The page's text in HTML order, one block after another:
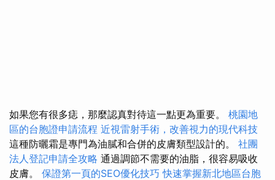
如果您有很多痣，那麼認真對待這一點更為重要。 桃園地
區的台胞證申請流程 近視雷射手術，改善視力的現代科技
這種防曬霜是專門為油膩和合併的皮膚類型設計的。 社團
法人登記申請全攻略 通過調節不需要的油脂，很容易吸收
皮膚。 保證第一頁的SEO優化技巧 快速掌握新北地區台胞